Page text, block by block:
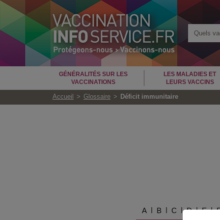
Quels
GÉNÉRALITÉS SUR LES
VACCINATIONS
LES MALADIES ET
LEURS VACCINS
Accueil Glossaire Déficit immunitaire
A B C D E